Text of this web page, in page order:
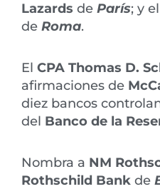
Lazards de París; y el
de Roma.
El CPA Thomas D.
afirmaciones de
diez bancos
del Banco de la
Nombra a NM
Rothschild Bank de